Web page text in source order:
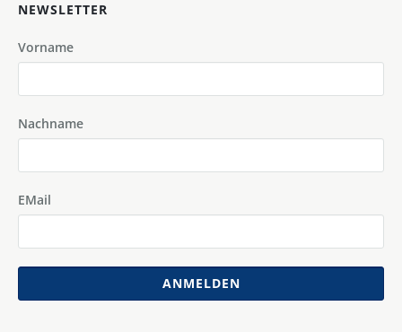
NEWSLETTER
Vorname
Nachname
EMail
ANMELDEN